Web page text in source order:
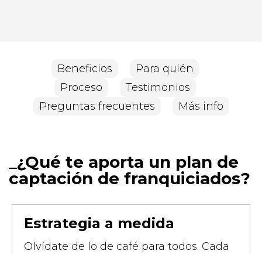
Beneficios
Para quién
Proceso
Testimonios
Preguntas frecuentes
Más info
¿Qué te aporta un plan de
captación de franquiciados?
Estrategia a medida
Olvídate de lo de café para todos. Cada